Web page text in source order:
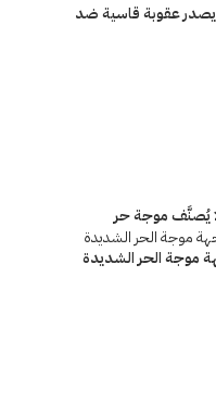
يصدر عقوبة قاسية ضد
لا يُصنَّف موجة حر
موجة الحر الشديدة